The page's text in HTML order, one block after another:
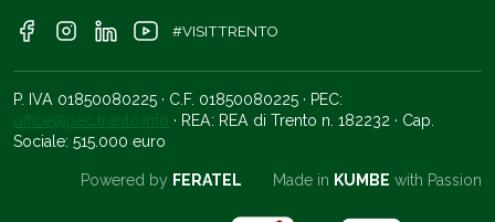
#VISITTRENTO
P. IVA 01850080225 · C.F. 01850080225 · PEC:
office@pec.trento.info · REA: REA di Trento n. 182232 · Cap.
Sociale: 515.000 euro
Powered by FERATEL Made in KUMBE with Passion